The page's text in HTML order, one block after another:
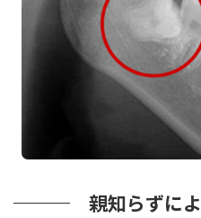
親知らずに